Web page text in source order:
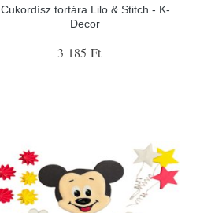
Cukordísz tortára Lilo & Stitch - K-
Decor
3 185 Ft